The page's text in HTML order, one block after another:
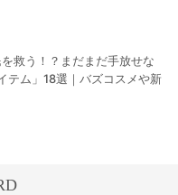
救う！？まだまだ手放せな
テム」18選｜バズコスメや新